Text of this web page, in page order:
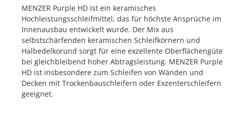
MENZER Purple HD ist ein keramisches
Hochleistungsschleifmittel, das für höchste Ansprüche im
Innenausbau entwickelt wurde. Der Mix aus
selbstschärfenden keramischen Schleifkörnern und
Halbedelkorund sorgt für eine exzellente Oberflächengüte
bei gleichbleibend hoher Abtragsleistung. MENZER Purple
HD ist insbesondere zum Schleifen von Wänden und
Decken mit Trockenbauschleifern oder Exzenterschleifern
geeignet.